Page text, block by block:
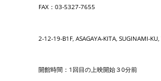
FAX：03-5327-7655
2-12-19-B1F, ASAGAYA-KITA, SUGINAMI-KU,
開館時間：1回目の上映開始３0分前